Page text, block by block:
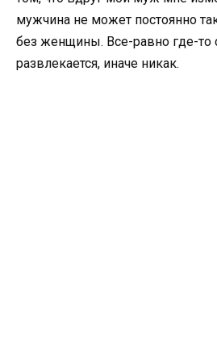
мужчина не может постоянно
без женщины. Все-равно где-то
развлекается, иначе никак.